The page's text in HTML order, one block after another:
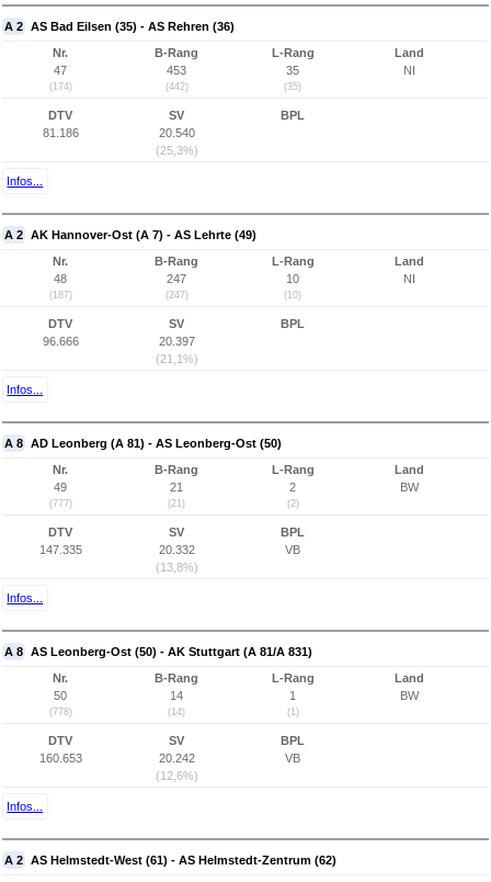
A 2 AS Bad Eilsen (35) - AS Rehren (36)
Nr.
47
(174)
B-Rang
453
(442)
L-Rang
35
(35)
Land
NI
DTV
81.186
SV
20.540
(25,3%)
BPL
Infos...
A 2 AK Hannover-Ost (A 7) - AS Lehrte (49)
Nr.
48
(187)
B-Rang
247
(247)
L-Rang
10
(10)
Land
NI
DTV
96.666
SV
20.397
(21,1%)
BPL
Infos...
A 8 AD Leonberg (A 81) - AS Leonberg-Ost (50)
Nr.
49
(777)
B-Rang
21
(21)
L-Rang
2
(2)
Land
BW
DTV
147.335
SV
20.332
(13,8%)
BPL
VB
Infos...
A 8 AS Leonberg-Ost (50) - AK Stuttgart (A 81/A 831)
Nr.
50
(778)
B-Rang
14
(14)
L-Rang
1
(1)
Land
BW
DTV
160.653
SV
20.242
(12,6%)
BPL
VB
Infos...
A 2 AS Helmstedt-West (61) - AS Helmstedt-Zentrum (62)